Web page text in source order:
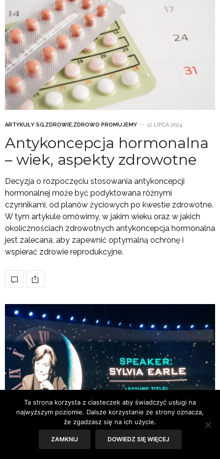
ARTYKUŁY SG,ZDROWIE,ZDROWO PROMUJEMY 12 LIPCA 2024
Antykoncepcja hormonalna
– wiek, aspekty zdrowotne
Decyzja o rozpoczęciu stosowania antykoncepcji
hormonalnej może być podyktowana różnymi
czynnikami, od planów życiowych po kwestie zdrowotne.
W tym artykule omówimy, w jakim wieku oraz w jakich
okolicznościach zdrowotnych antykoncepcja hormonalna
jest zalecana, aby zapewnić optymalną ochronę i
wspierać zdrowie reprodukcyjne.
Ta strona korzysta z ciasteczek aby świadczyć usługi na
najwyższym poziomie. Dalsze korzystanie ze strony oznacza,
że zgadzasz się na ich użycie.
ZAMKNIJ DOWIEDZ SIĘ WIĘCEJ